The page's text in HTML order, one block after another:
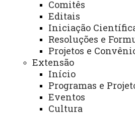
Comitês
Editais
Iniciação
Resoluções e
Projetos e
Extensão
Início
Programas e
Eventos
Cultura
Arquivo Virtual
Bibliotecas
Identidade Visual
Mapa do Site
Ouvidoria
Portal Office 365